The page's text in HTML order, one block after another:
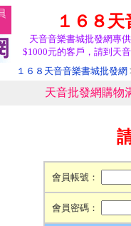
１６８
天音音樂書城批發網專
$1000元的客戶，請到天
１６８天音音樂書城批發網
天音批發網購物
會員帳號：
會員密碼：